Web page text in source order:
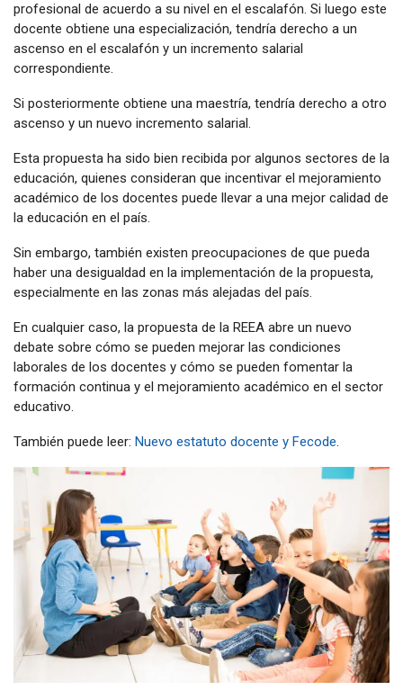
profesional de acuerdo a su nivel en el escalafón. Si luego este
docente obtiene una especialización, tendría derecho a un
ascenso en el escalafón y un incremento salarial
correspondiente.
Si posteriormente obtiene una maestría, tendría derecho a otro
ascenso y un nuevo incremento salarial.
Esta propuesta ha sido bien recibida por algunos sectores de la
educación, quienes consideran que incentivar el mejoramiento
académico de los docentes puede llevar a una mejor calidad de
la educación en el país.
Sin embargo, también existen preocupaciones de que pueda
haber una desigualdad en la implementación de la propuesta,
especialmente en las zonas más alejadas del país.
En cualquier caso, la propuesta de la REEA abre un nuevo
debate sobre cómo se pueden mejorar las condiciones
laborales de los docentes y cómo se pueden fomentar la
formación continua y el mejoramiento académico en el sector
educativo.
También puede leer: Nuevo estatuto docente y Fecode.